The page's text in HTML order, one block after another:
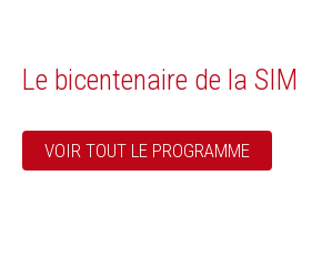
Le bicentenaire de la SIM
VOIR TOUT LE PROGRAMME